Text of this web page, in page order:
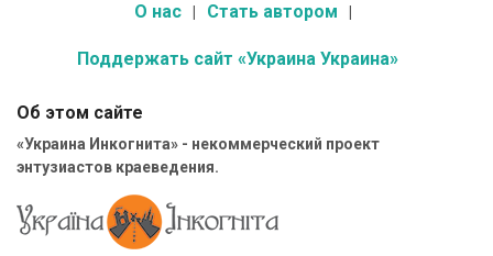
О нас Стать автором
Поддержать сайт «Украина Украина»
Об этом сайте
«Украина Инкогнита» - некоммерческий проект
энтузиастов краеведения.